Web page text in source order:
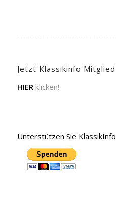
Jetzt Klassikinfo
HIERklicken!
Unterstützen Sie